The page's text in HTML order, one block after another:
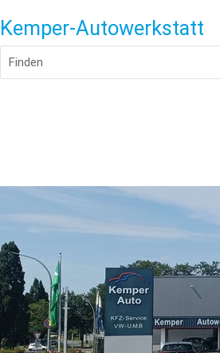
Kemper-Autowerkstatt
Finden